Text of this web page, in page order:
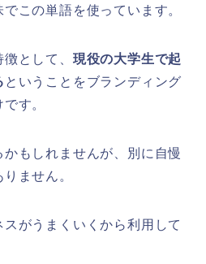
この単語を使っています。
として、 現役の大学生で起
ということをブランディング
す。
もしれませんが、別に自慢
ません。
がうまくいくから利用して